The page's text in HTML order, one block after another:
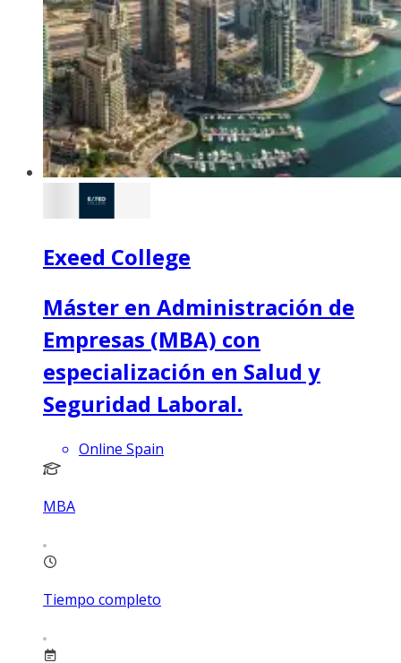
Exeed College
Máster en Administración de
Empresas (MBA) con
especialización en Salud y
Seguridad Laboral.
Online Spain
MBA
Tiempo completo